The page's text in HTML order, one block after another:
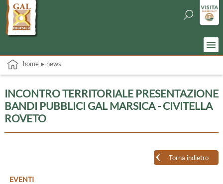
home ▸ news
INCONTRO TERRITORIALE PRESENTAZIONE
BANDI PUBBLICI GAL MARSICA - CIVITELLA
ROVETO
Torna indietro
EVENTI